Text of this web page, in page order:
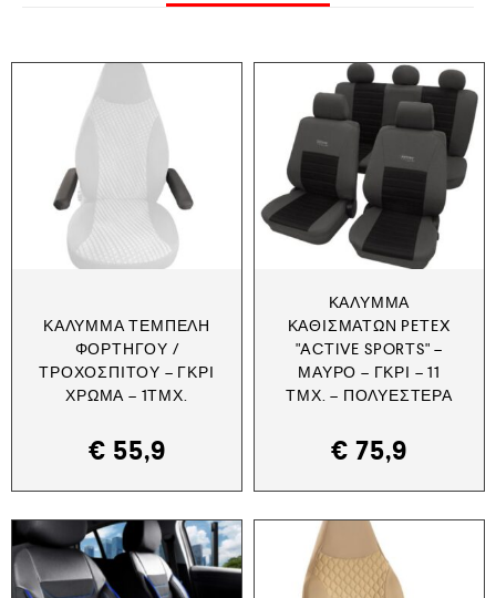
ΚΆΛΥΜΜΑ ΤΕΜΠΈΛΗ
ΦΟΡΤΗΓΟΎ /
ΤΡΟΧΌΣΠΙΤΟΥ – ΓΚΡΙ
ΧΡΏΜΑ – 1ΤΜΧ.
€ 55,9
ΚΆΛΥΜΜΑ
ΚΑΘΙΣΜΆΤΩΝ PETEX
"ACTIVE SPORTS" –
ΜΑΎΡΟ – ΓΚΡΙ – 11
ΤΜΧ. – ΠΟΛΥΕΣΤΈΡΑ
€ 75,9